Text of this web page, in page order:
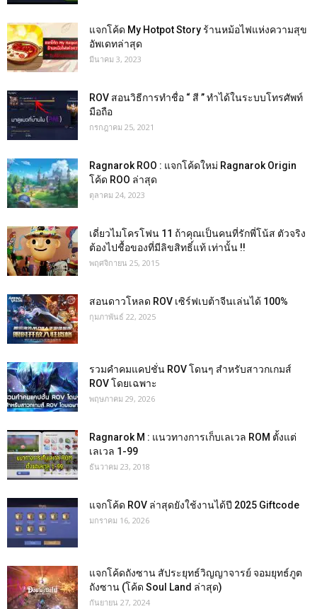
แจกโค้ด My Hotpot Story ร้านหม้อไฟแห่งความสุข
อัพเดทล่าสุด
มีนาคม 3, 2023
ROV สอนวิธีการทำชื่อ “ สี ” ทำได้ในระบบโทรศัพท์
มือถือ
กรกฎาคม 25, 2021
Ragnarok ROO : แจกโค้ดใหม่ Ragnarok Origin
โค้ด ROO ล่าสุด
ตุลาคม 24, 2023
เดี่ยวไมโครโฟน 11 ถ้าคุณเป็นคนที่รักพี่โน้ส ตัวจริง
ต้องไปชื้อของที่มีลิขสิทธิ์แท้ เท่านั้น !!
พฤศจิกายน 25, 2015
สอนดาวโหลด ROV เซิร์ฟเบต้าจีนเล่นได้ 100%
กุมภาพันธ์ 22, 2025
รวมคำคมแคปชั่น ROV โดนๆ สำหรับสาวกเกมส์
ROV โดยเฉพาะ
พฤษภาคม 29, 2026
Ragnarok M : แนวทางการเก็บเลเวล ROM ตั้งแต่
เลเวล 1-99
ธันวาคม 23, 2018
แจกโค้ด ROV ล่าสุดยังใช้งานได้ปี 2025 Giftcode
มกราคม 16, 2026
แจกโค้ดถังซาน สัประยุทธ์วิญญาจารย์ จอมยุทธ์ภูต
ถังซาน (โค้ด Soul Land ล่าสุด)
กันยายน 27, 2024